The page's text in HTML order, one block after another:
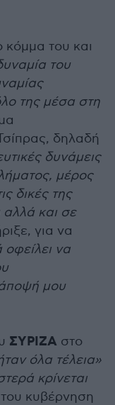
του και
του
της μέσα στη
δηλαδή
δυνάμεις
μέρος
δικές της
και σε
για να
να
άποψή μου
ΣΥΡΙΖΑ στο
όλα τέλεια»
κρίνεται
κυβέρνηση